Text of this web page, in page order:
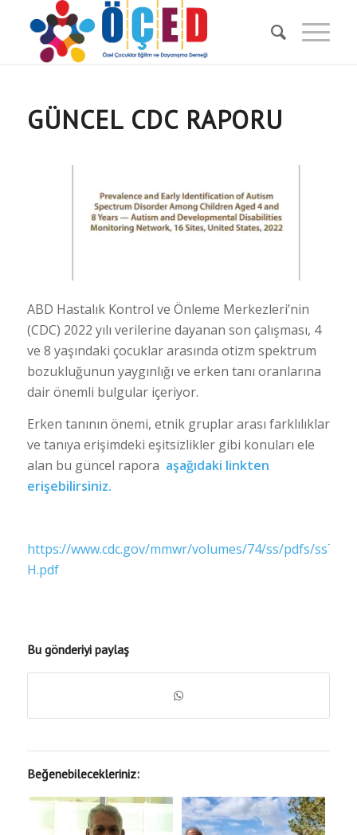
GÜNCEL CDC RAPORU
ABD Hastalık Kontrol ve Önleme Merkezleri’nin
(CDC) 2022 yılı verilerine dayanan son çalışması, 4
ve 8 yaşındaki çocuklar arasında otizm spektrum
bozukluğunun yaygınlığı ve erken tanı oranlarına
dair önemli bulgular içeriyor.
Erken tanının önemi, etnik gruplar arası farklılıklar
ve tanıya erişimdeki eşitsizlikler gibi konuları ele
alan bu güncel rapora aşağıdaki linkten
erişebilirsiniz.
https://www.cdc.gov/mmwr/volumes/74/ss/pdfs/
H.pdf
Bu gönderiyi paylaş
Beğenebilecekleriniz: